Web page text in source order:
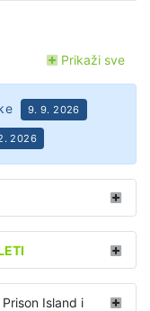
Prikaži sve
9. 9. 2026
2026
Island i